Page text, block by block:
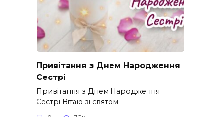
Привітання з Днем Народження
Сестрі
Привітання з Днем Народження
Сестрі Вітаю зі святом